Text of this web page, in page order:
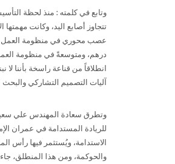
وتابع في كلمته : منذ لحظة
تتجاوز أصابع اليد، وكانت
عصب محوري في منظومة العمل
درهم، ومتوسعةً في منظومة
انطلاقاً من قناعة راسخة بأننا
آليات التصميم التشاركي
وتطرق سعادة المهندس علي
للريادة المستدامة في عمران
الاستدامة، ويُستثمر فيها رأس
والحوكمة، ومن هذا المنطلق،